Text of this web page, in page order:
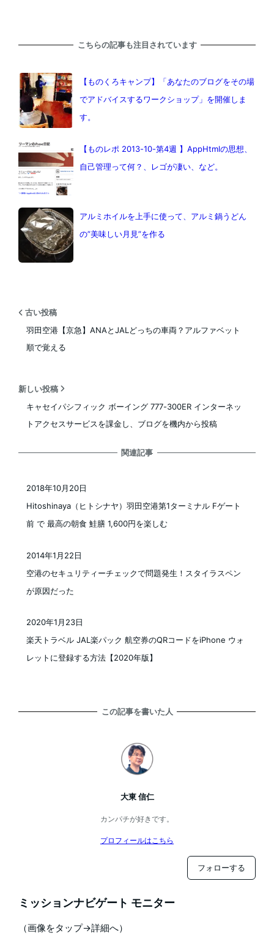
こちらの記事も注目されています
【ものくろキャンプ】「あなたのブログをその場
でアドバイスするワークショップ」を開催しま
す。
【ものレポ 2013-10-第4週 】AppHtmlの思想、
自己管理って何？、レゴが凄い、など。
アルミホイルを上手に使って、アルミ鍋うどん
の”美味しい月見”を作る
古い投稿
羽田空港【京急】ANAとJALどっちの車両？アルファベット
順で覚える
新しい投稿
キャセイパシフィック ボーイング 777-300ER インターネッ
トアクセスサービスを課金し、ブログを機内から投稿
関連記事
Hitoshinaya（ヒトシナヤ）羽田空港第1ターミナル Fゲート
前 で 最高の朝食 鮭膳 1,600円を楽しむ
2018年10月20日
空港のセキュリティーチェックで問題発生！スタイラスペン
が原因だった
2014年1月22日
楽天トラベル JAL楽パック 航空券のQRコードをiPhone ウォ
レットに登録する方法【2020年版】
2020年1月23日
この記事を書いた人
大東 信仁
カンパチが好きです。
プロフィールはこちら
フォローする
ミッションナビゲート モニター
（画像をタップ→詳細へ）